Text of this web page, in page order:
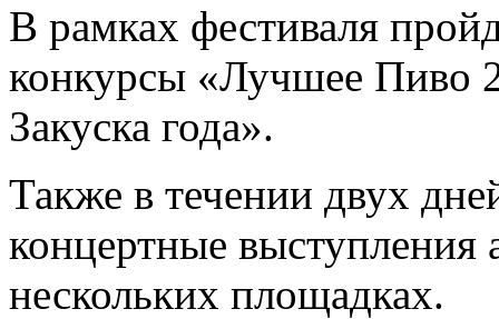
В рамках фестиваля
конкурсы «Лучшее Пиво
Закуска года».
Также в течении двух
концертные выступления
нескольких площадках.